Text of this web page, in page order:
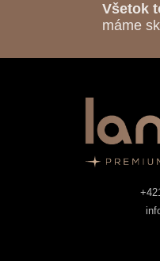
Všetok
máme